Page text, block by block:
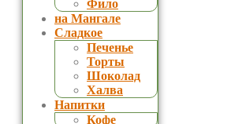
Фило
на Мангале
Сладкое
Печенье
Торты
Шоколад
Халва
Напитки
Кофе